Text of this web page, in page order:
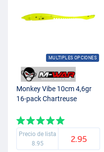
MULTIPLES OPCIONES
Monkey Vibe 10cm 4,6gr
16-pack Chartreuse
Precio de lista
8.95
2.95